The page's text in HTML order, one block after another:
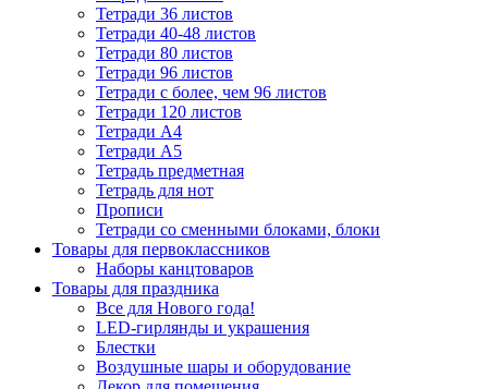
Тетради 36 листов
Тетради 40-48 листов
Тетради 80 листов
Тетради 96 листов
Тетради с более, чем 96 листов
Тетради 120 листов
Тетради А4
Тетради А5
Тетрадь предметная
Тетрадь для нот
Прописи
Тетради со сменными блоками, блоки
Товары для первоклассников
Наборы канцтоваров
Товары для праздника
Все для Нового года!
LED-гирлянды и украшения
Блестки
Воздушные шары и оборудование